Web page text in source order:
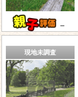
－
現地未調査